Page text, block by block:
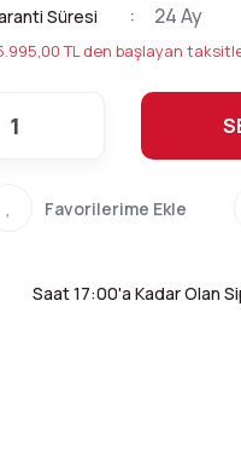
Süresi 24 Ay
TL den başlayan
Saat 17:00'a Kadar Olan